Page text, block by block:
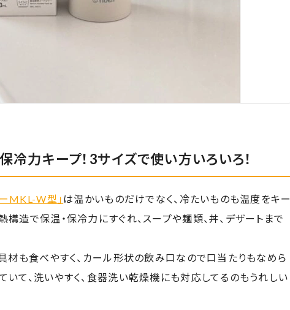
冷力キープ！3サイズで使い方いろいろ！
MKL-W型」 は温かいものだけでなく、冷たいものも温度をキー
構造で保温・保冷力にすぐれ、スープや麺類、丼、デザートまで
も食べやすく、カール形状の飲み口なので口当たりもなめら
いて、洗いやすく、食器洗い乾燥機にも対応してるのもうれしい